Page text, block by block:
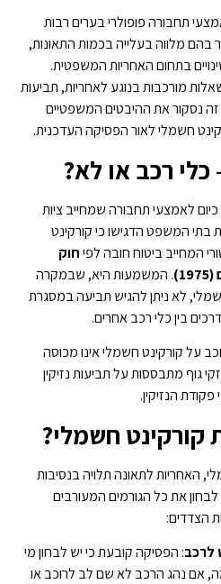
תחבורה פופולרי בערים רבות
מלווה בעלייה בכמות התאונות,
בתחום האחריות המשפטית.
מורכבות בנוגע לאחריות, תביעות
זה נסקור את ההיבטים המשפטיים
חשמלי לאור הפסיקה העדכנית.
כלי רכב או לא?
לאמצעי תחבורה שמחייב ציות
בתי המשפט הדגישו כי קורקינט
המחייב ביטוח חובה לפיחוק
(1975)
. המשמעות היא, שבמקרה
לא ניתן להגיש תביעה במסגרת
בין כלי רכב אחרים.
על קורקינט חשמלי אינו מכוסה
גוף מתבססות על תביעות נזיקין
פקודת הנזיקין.
קורקינט חשמלי?
האחריות לתאונה תלויה בנסיבות
את כל הגורמים המעורבים
הצדדים:
לרכב: הפסיקה קובעת כי יש לבחון מי
אם נהג הרכב לא שם לב לרוכב או